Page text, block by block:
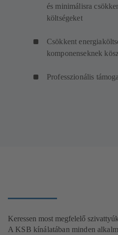
és minimálisra
költségeket
Csökkent
komponenseknek
Professzionális
Keressen most megfelelő
A KSB kínálatában minden